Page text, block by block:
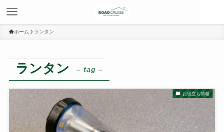
ホーム ランタン
ランタン – tag –
お役立ち情報